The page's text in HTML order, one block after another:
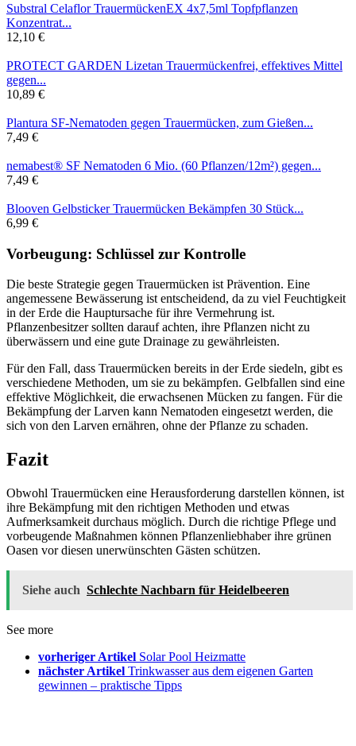
Substral Celaflor TrauermückenEX 4x7,5ml Topfpflanzen
Konzentrat...
12,10 €
PROTECT GARDEN Lizetan Trauermückenfrei, effektives Mittel
gegen...
10,89 €
Plantura SF-Nematoden gegen Trauermücken, zum Gießen...
7,49 €
nemabest® SF Nematoden 6 Mio. (60 Pflanzen/12m²) gegen...
7,49 €
Blooven Gelbsticker Trauermücken Bekämpfen 30 Stück...
6,99 €
Vorbeugung: Schlüssel zur Kontrolle
Die beste Strategie gegen Trauermücken ist Prävention. Eine
angemessene Bewässerung ist entscheidend, da zu viel Feuchtigkeit
in der Erde die Hauptursache für ihre Vermehrung ist.
Pflanzenbesitzer sollten darauf achten, ihre Pflanzen nicht zu
überwässern und eine gute Drainage zu gewährleisten.
Für den Fall, dass Trauermücken bereits in der Erde siedeln, gibt es
verschiedene Methoden, um sie zu bekämpfen. Gelbfallen sind eine
effektive Möglichkeit, die erwachsenen Mücken zu fangen. Für die
Bekämpfung der Larven kann Nematoden eingesetzt werden, die
sich von den Larven ernähren, ohne der Pflanze zu schaden.
Fazit
Obwohl Trauermücken eine Herausforderung darstellen können, ist
ihre Bekämpfung mit den richtigen Methoden und etwas
Aufmerksamkeit durchaus möglich. Durch die richtige Pflege und
vorbeugende Maßnahmen können Pflanzenliebhaber ihre grünen
Oasen vor diesen unerwünschten Gästen schützen.
Siehe auch Schlechte Nachbarn für Heidelbeeren
See more
vorheriger Artikel Solar Pool Heizmatte
nächster Artikel Trinkwasser aus dem eigenen Garten
gewinnen – praktische Tipps